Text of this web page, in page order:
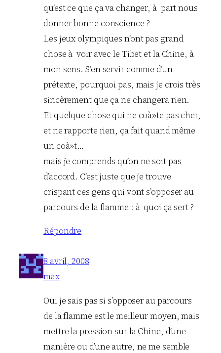
qu’est ce que ça va changer, à part nous
donner bonne conscience ?
Les jeux olympiques n’ont pas grand
chose à voir avec le Tibet et la Chine, à
mon sens. S’en servir comme d’un
prétexte, pourquoi pas, mais je crois très
sincèrement que ça ne changera rien.
Et quelque chose qui ne coà»te pas cher,
et ne rapporte rien, ça fait quand même
un coà»t…
mais je comprends qu’on ne soit pas
d’accord. C’est juste que je trouve
crispant ces gens qui vont s’opposer au
parcours de la flamme : à quoi ça sert ?
Répondre
8 avril, 2008
max
Oui je sais pas si s’opposer au parcours
de la flamme est le meilleur moyen, mais
mettre la pression sur la Chine, d’une
manière ou d’une autre, ne me semble